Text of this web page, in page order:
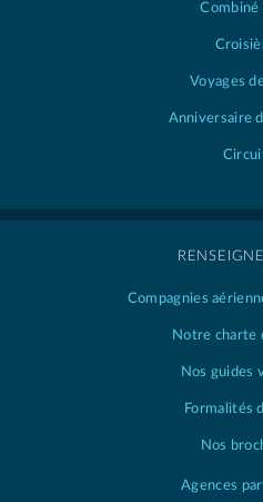
Combiné
Voyages
Anniversaire
Compagnies
Notre charte
Nos guides
Formalités
Nos
Agences